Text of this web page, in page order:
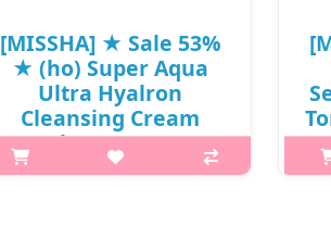
[MISSHA] ★ Sale 53%
★ (ho) Super Aqua
Ultra Hyalron
Cleansing Cream
200ml / 9,000 won(6)
p,img{max-width: 600px;}